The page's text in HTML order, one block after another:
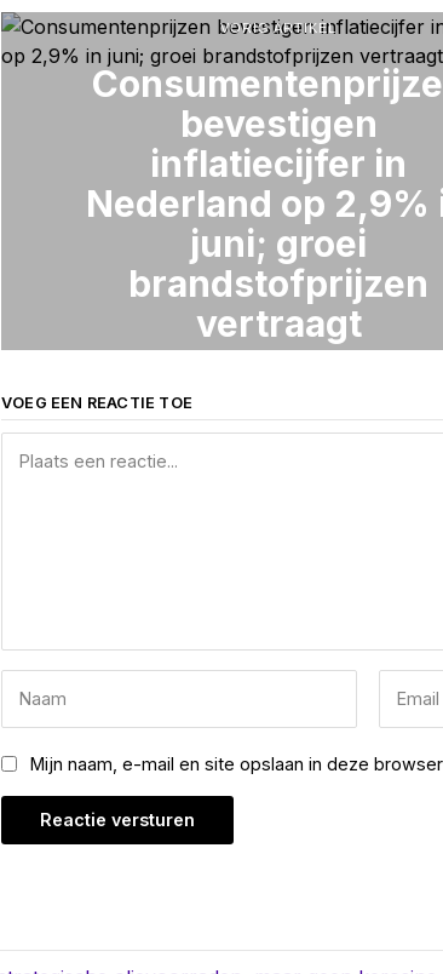
VORIG ARTIKEL
bevestigen
inflatiecijfer in
Nederland op 2,9%
juni; groei
brandstofprijzen
vertraagt
VOEG EEN REACTIE TOE
Mijn naam, e-mail en site opslaan in deze